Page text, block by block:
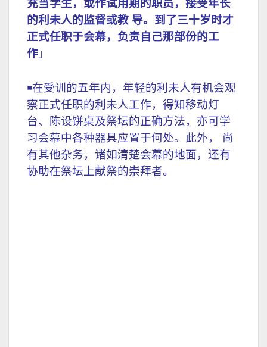
台、陈设饼桌及祭坛的正确方法，亦可学
习会幕中各种器具应置于何处。此外， 尚
有其他杂务，诸如清楚会幕的地面，还有
协助在祭坛上献祭的崇拜者。